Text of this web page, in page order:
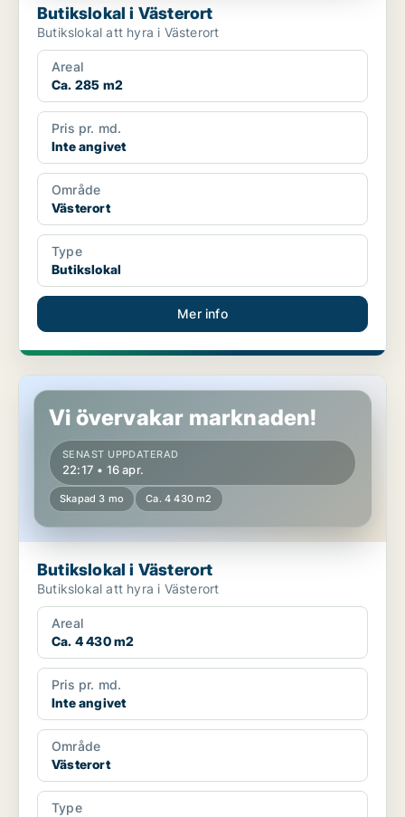
Butikslokal i Västerort
Butikslokal att hyra i Västerort
Areal
Ca. 285 m2
Pris pr. md.
Inte angivet
Område
Västerort
Type
Butikslokal
Mer info
Butikslokal i Västerort
Vi övervakar marknaden!
SENAST UPPDATERAD
22:17 • 16 apr.
Skapad 3 mo Ca. 4 430 m2
Butikslokal i Västerort
Butikslokal att hyra i Västerort
Areal
Ca. 4 430 m2
Pris pr. md.
Inte angivet
Område
Västerort
Type